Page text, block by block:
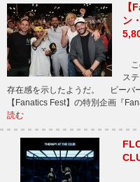
【
ン
こ
ス
存在感を示したようだ。 ビーバ
【Fanatics Fest】の特別企画『
読む